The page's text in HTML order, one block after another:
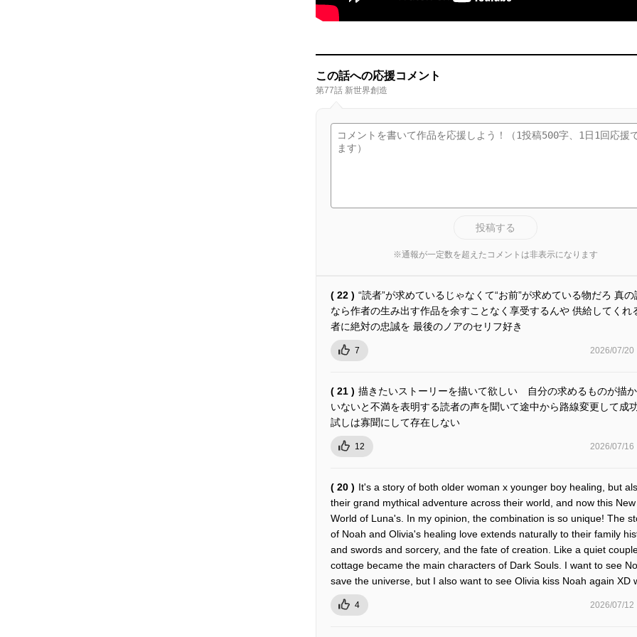
この話への応援コメント
第77話 新世界創造
投稿する
※通報が一定数を超えたコメントは非表示になります
( 22 ) “読者”が求めているじゃなくて“お前”が求めている物だろ 真の
なら作者の生み出す作品を余すことなく享受するんや 供給してくれ
者に絶対の忠誠を 最後のノアのセリフ好き
7 2026/07/20
( 21 ) 描きたいストーリーを描いて欲しい 自分の求めるものが描
いないと不満を表明する読者の声を聞いて途中から路線変更して成
試しは寡聞にして存在しない
12 2026/07/16
( 20 ) It's a story of both older woman x younger boy healing, but
their grand mythical adventure across their world, and now this New
World of Luna's. In my opinion, the combination is so unique! The
of Noah and Olivia's healing love extends naturally to their family
and swords and sorcery, and the fate of creation. Like a quiet
cottage became the main characters of Dark Souls. I want to see
save the universe, but I also want to see Olivia kiss Noah again XD
4 2026/07/12